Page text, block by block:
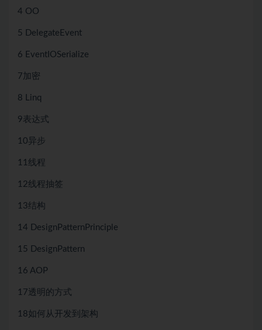
4 OO
5 DelegateEvent
6 EventIOSerialize
7加密
8 Linq
9表达式
10异步
11线程
12线程抽签
13结构
14 DesignPatternPrinciple
15 DesignPattern
16 AOP
17透明的方式
18如何从开发到架构